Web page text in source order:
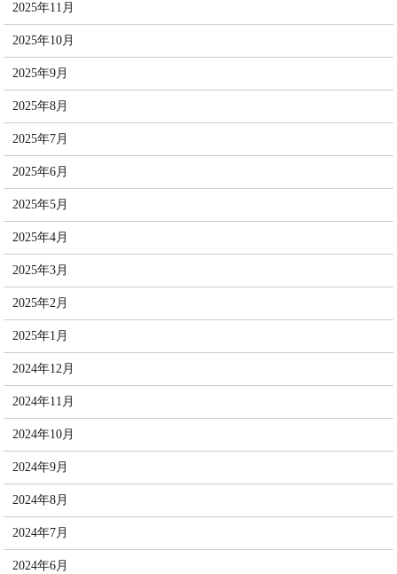
2025年11月
2025年10月
2025年9月
2025年8月
2025年7月
2025年6月
2025年5月
2025年4月
2025年3月
2025年2月
2025年1月
2024年12月
2024年11月
2024年10月
2024年9月
2024年8月
2024年7月
2024年6月